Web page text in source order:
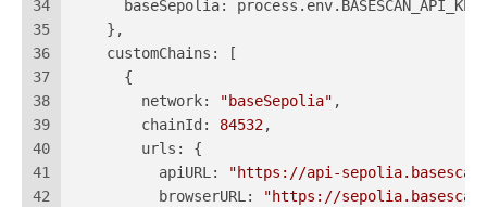
34
35
36
37
38
39
40
41
42
baseSepolia: process. env. BASESCAN_API_KEY
    },
customChains : [
      {
network: "baseSepolia" ,
chainId : 84532,
urls : {
apiURL :
"https://api-
browserURL :
"https://